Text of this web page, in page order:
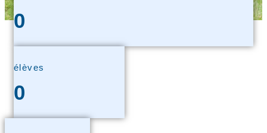
0
élèves
0